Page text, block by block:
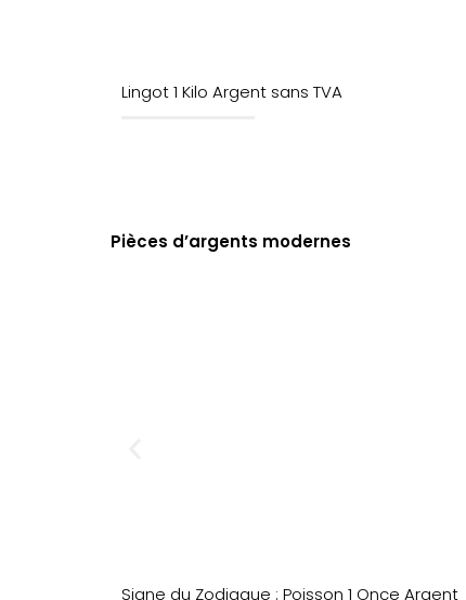
Lingot 1 Kilo Argent sans TVA
Pièces d’argents modernes
Signe du Zodiaque : Poisson 1 Once Argent